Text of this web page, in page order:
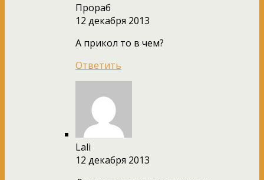
Прораб
12 декабря 2013
А прикол то в чем?
Ответить
Lali
12 декабря 2013